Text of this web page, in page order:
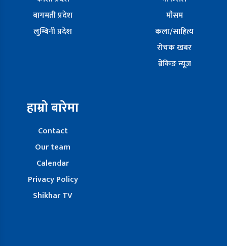
बागमती प्रदेश
लुम्बिनी प्रदेश
मौसम
कला/साहित्य
रोचक खबर
ब्रेकिङ न्यूज
हाम्रो बारेमा
Contact
Our team
Calendar
Privacy Policy
Shikhar TV